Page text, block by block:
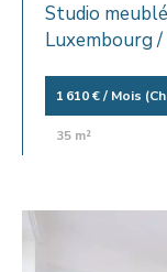
Studio
Luxembourg /
1 610 € / Mois
35 m²